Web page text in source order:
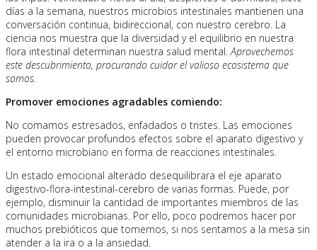
días a la semana, nuestros microbios intestinales mantienen una
conversación continua, bidireccional, con nuestro cerebro. La
ciencia nos muestra que la diversidad y el equilibrio en nuestra
flora intestinal determinan nuestra salud mental. Aprovechemos
este descubrimiento, procurando cuidar el valioso ecosistema que
somos.
Promover emociones agradables comiendo:
No comamos estresados, enfadados o tristes. Las emociones
pueden provocar profundos efectos sobre el aparato digestivo y
el entorno microbiano en forma de reacciones intestinales.
Un estado emocional alterado desequilibrara el eje aparato
digestivo-flora-intestinal-cerebro de varias formas. Puede, por
ejemplo, disminuir la cantidad de importantes miembros de las
comunidades microbianas. Por ello, poco podremos hacer por
muchos prebióticos que tomemos, si nos sentamos a la mesa sin
atender a la ira o a la ansiedad.